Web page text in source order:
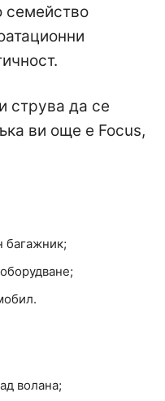
семейство
струва да се
ви още е Focus,
багажник;
волана;